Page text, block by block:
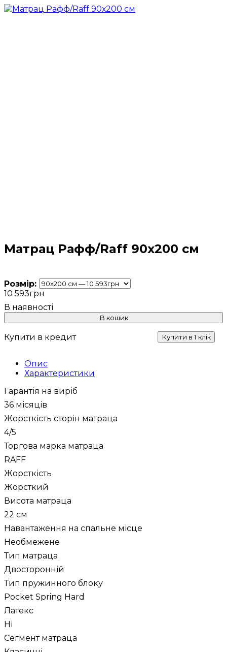
Матрац Рафф/Raff 90х200 см
Розмір:
10 593грн
В кошик
Купити в кредит Купити в 1 клік
Опис
Характеристики
Гарантія на виріб
36 місяців
Жорсткість сторін матраца
4/5
Торгова марка матраца
RAFF
Жорсткість
Жорсткий
Висота матраца
22 см
Навантаження на спальне місце
Необмежене
Тип матраца
Двосторонній
Тип пружинного блоку
Pocket Spring Hard
Латекс
Ні
Сегмент матраца